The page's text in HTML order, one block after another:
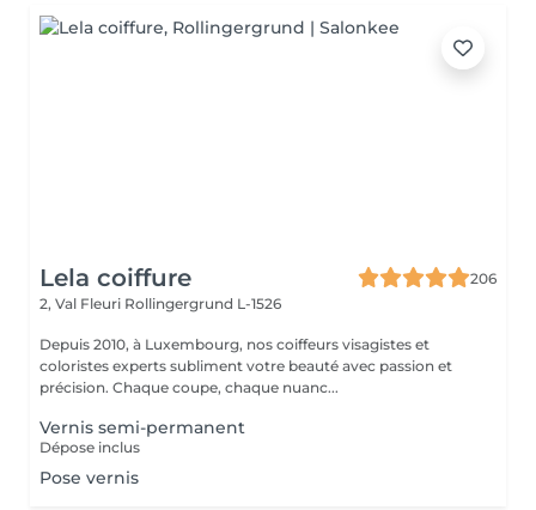
Lela coiffure
206
2, Val Fleuri Rollingergrund L-1526
Depuis 2010, à Luxembourg, nos coiffeurs visagistes et
coloristes experts subliment votre beauté avec passion et
précision. Chaque coupe, chaque nuanc...
Vernis semi-permanent
Dépose inclus
Pose vernis